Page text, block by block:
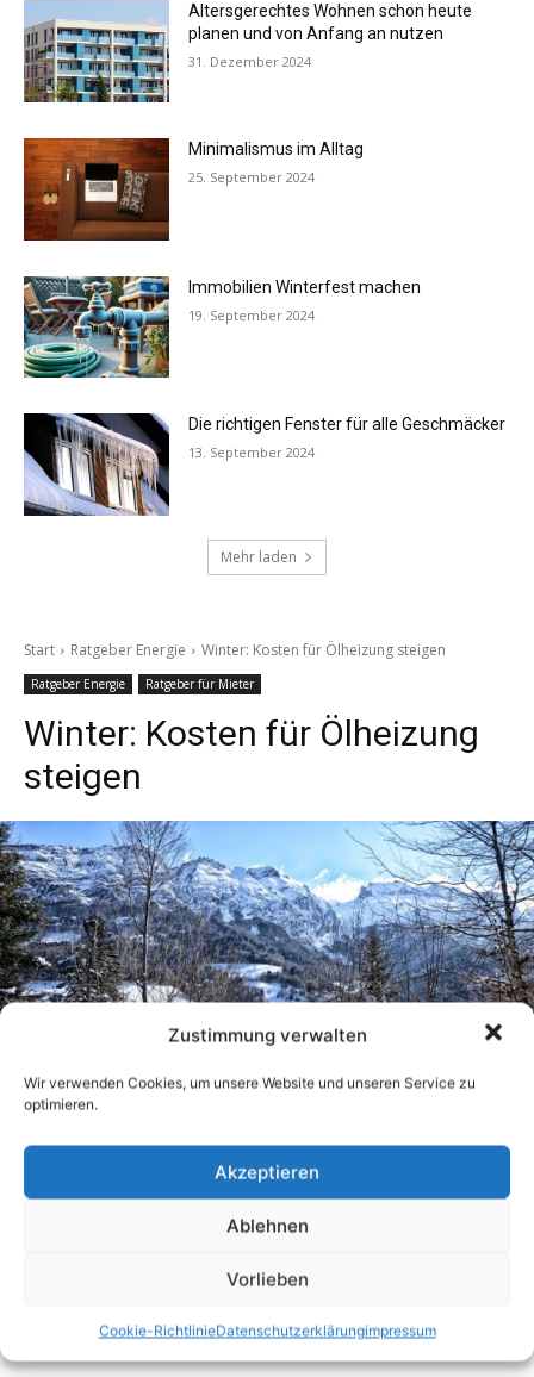
Zustimmung verwalten
Wir verwenden Cookies, um unsere Website und unseren Service zu
optimieren.
Akzeptieren
Ablehnen
Vorlieben
Cookie-RichtlinieDatenschutzerklärungimpressum
Altersgerechtes Wohnen schon heute
planen und von Anfang an nutzen
31. Dezember 2024
Minimalismus im Alltag
25. September 2024
Immobilien Winterfest machen
19. September 2024
Die richtigen Fenster für alle Geschmäcker
13. September 2024
Mehr laden